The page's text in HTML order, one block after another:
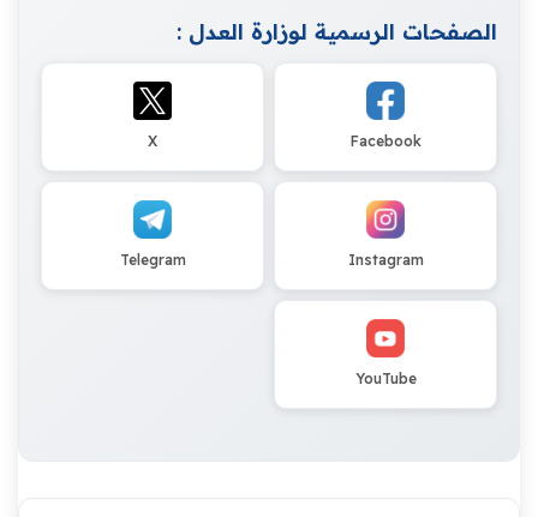
الصفحات الرسمية لوزارة العدل :
Facebook
X
Instagram
Telegram
YouTube